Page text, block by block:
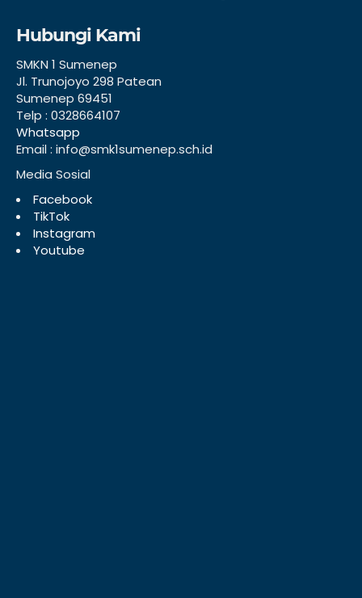
Hubungi Kami
SMKN 1 Sumenep
Jl. Trunojoyo 298 Patean
Sumenep 69451
Telp : 0328664107
Whatsapp
Email : info@smk1sumenep.sch.id
Media Sosial
Facebook
TikTok
Instagram
Youtube